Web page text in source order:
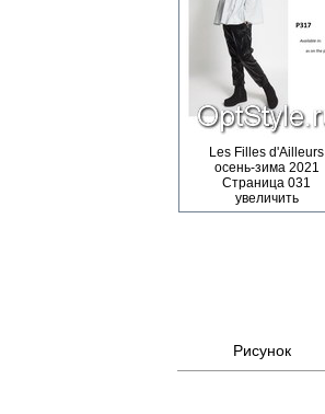
Les Filles d'Ailleurs
осень-зима 2021
Страница 031
увеличить
Рисунок